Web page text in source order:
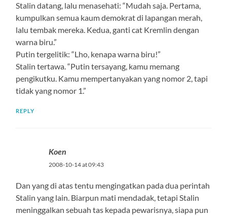
Stalin datang, lalu menasehati: “Mudah saja. Pertama,
kumpulkan semua kaum demokrat di lapangan merah,
lalu tembak mereka. Kedua, ganti cat Kremlin dengan
warna biru.”
Putin tergelitik: “Lho, kenapa warna biru!”
Stalin tertawa. “Putin tersayang, kamu memang
pengikutku. Kamu mempertanyakan yang nomor 2, tapi
tidak yang nomor 1.”
REPLY
Koen
2008-10-14 at 09:43
Dan yang di atas tentu mengingatkan pada dua perintah
Stalin yang lain. Biarpun mati mendadak, tetapi Stalin
meninggalkan sebuah tas kepada pewarisnya, siapa pun